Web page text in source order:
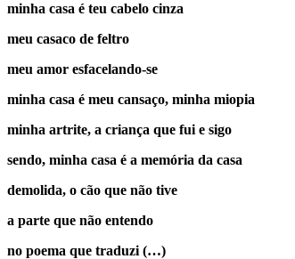
minha casa é teu cabelo cinza
meu casaco de feltro
meu amor esfacelando-se
minha casa é meu cansaço, minha miopia
minha artrite, a criança que fui e sigo
sendo, minha casa é a memória da casa
demolida, o cão que não tive
a parte que não entendo
no poema que traduzi (…)